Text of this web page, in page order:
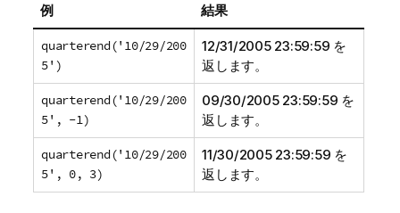
例 結果
quarterend('10/29/200
5')
12/31/2005 23:59:59 を
返します。
quarterend('10/29/200
5', -1)
09/30/2005 23:59:59 を
返します。
quarterend('10/29/200
5', 0, 3)
11/30/2005 23:59:59 を
返します。